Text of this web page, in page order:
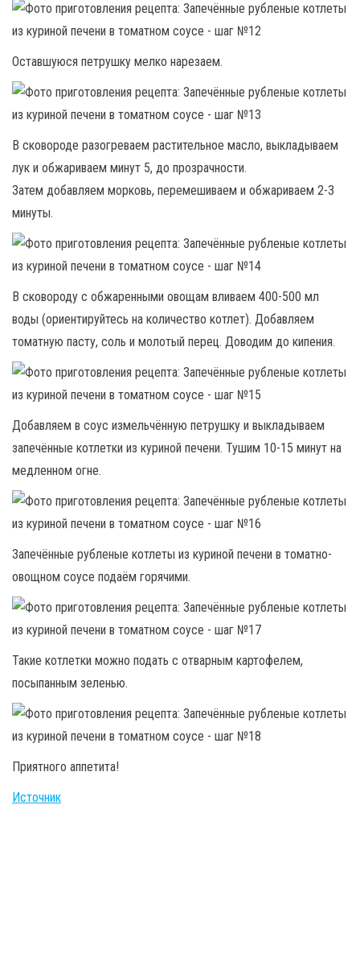
Оставшуюся петрушку мелко нарезаем.
В сковороде разогреваем растительное масло, выкладываем
лук и обжариваем минут 5, до прозрачности.
Затем добавляем морковь, перемешиваем и обжариваем 2-3
минуты.
В сковороду с обжаренными овощам вливаем 400-500 мл
воды (ориентируйтесь на количество котлет). Добавляем
томатную пасту, соль и молотый перец. Доводим до кипения.
Добавляем в соус измельчённую петрушку и выкладываем
запечённые котлетки из куриной печени. Тушим 10-15 минут на
медленном огне.
Запечённые рубленые котлеты из куриной печени в томатно-
овощном соусе подаём горячими.
Такие котлетки можно подать с отварным картофелем,
посыпанным зеленью.
Приятного аппетита!
Источник